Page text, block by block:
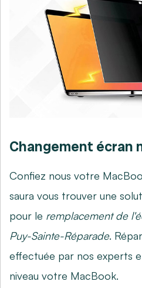
Changement écran
Confiez nous votre
saura vous trouver une
pour le remplacement de
Puy-Sainte-Réparade.
effectuée par nos experts
niveau votre MacBook.